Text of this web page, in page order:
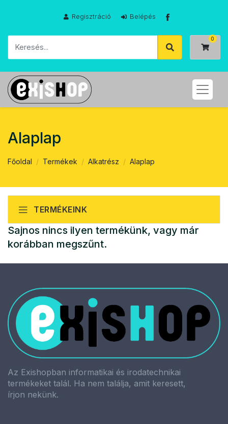
Regisztráció Belépés
Alaplap
Főoldal Termékek Alkatrész Alaplap
TERMÉKEINK
Sajnos nincs ilyen termékünk, vagy már
korábban megszűnt.
Az Exishopban informatikai és irodatechnikai
termékeket talál. Ha nem találja, amit keresett,
írjon nekünk.